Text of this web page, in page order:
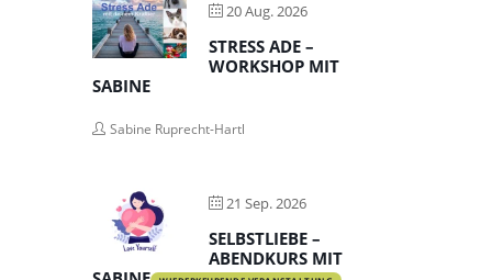
20 Aug. 2026
STRESS ADE –
WORKSHOP MIT
SABINE
Sabine Ruprecht-Hartl
21 Sep. 2026
SELBSTLIEBE –
ABENDKURS MIT